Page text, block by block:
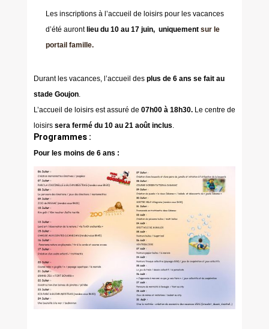
Les inscriptions à l’accueil de loisirs pour les vacances
d’été auront lieu du 10 au 17 juin, uniquement sur le
portail famille.
Durant les vacances, l’accueil des plus de 6 ans se fait au
stade Goujon.
L’accueil de loisirs est assuré de 07h00 à 18h30. Le centre de
loisirs sera fermé du 10 au 21 août inclus.
Programmes :
Pour les moins de 6 ans :